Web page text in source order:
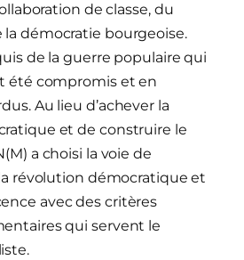
de classe, du
démocratie bourgeoise.
de la guerre populaire qui
été compromis et en
Au lieu d’achever la
et de construire le
a choisi la voie de
révolution démocratique et
avec des critères
qui servent le